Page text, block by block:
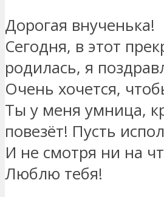
Дорогая внученька!
Сегодня, в этот
родилась, я
Очень хочется,
Ты у меня умница,
повезёт! Пусть
И не смотря ни на
Люблю тебя!